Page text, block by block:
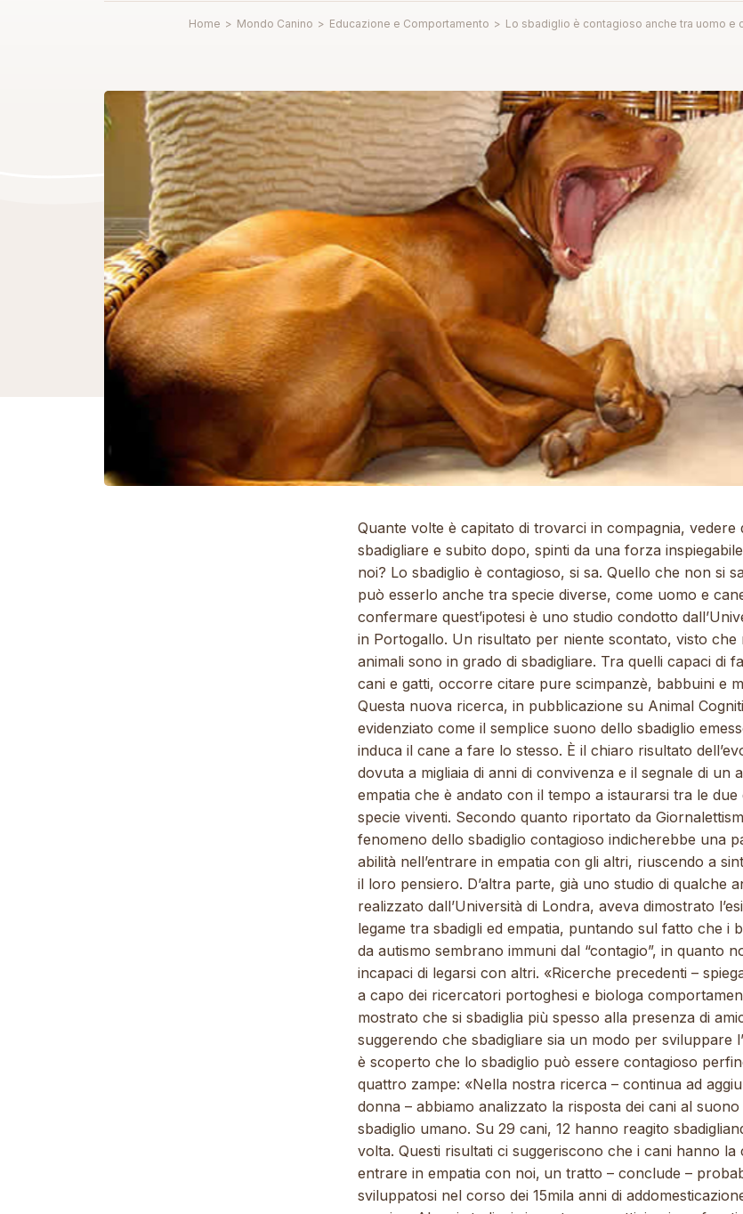
Home > Mondo Canino > Educazione e Comportamento > Lo sbadiglio è contagioso anche tra uomo e
Quante volte è capitato di trovarci in compagnia, vedere
sbadigliare e subito dopo, spinti da una forza
noi? Lo sbadiglio è contagioso, si sa. Quello che non si
può esserlo anche tra specie diverse, come uomo e
confermare quest’ipotesi è uno studio condotto
in Portogallo. Un risultato per niente scontato, visto che
animali sono in grado di sbadigliare. Tra quelli capaci di
cani e gatti, occorre citare pure scimpanzè, babbuini e
Questa nuova ricerca, in pubblicazione su Animal
evidenziato come il semplice suono dello sbadiglio
induca il cane a fare lo stesso. Ѐ il chiaro risultato
dovuta a migliaia di anni di convivenza e il segnale di un
empatia che è andato con il tempo a istaurarsi tra le due
specie viventi. Secondo quanto riportato da
fenomeno dello sbadiglio contagioso indicherebbe una
abilità nell’entrare in empatia con gli altri, riuscendo a
il loro pensiero. D’altra parte, già uno studio di qualche
realizzato dall’Università di Londra, aveva dimostrato
legame tra sbadigli ed empatia, puntando sul fatto che i
da autismo sembrano immuni dal “contagio”, in quanto
incapaci di legarsi con altri. «Ricerche precedenti –
a capo dei ricercatori portoghesi e biologa
mostrato che si sbadiglia più spesso alla presenza di
suggerendo che sbadigliare sia un modo per sviluppare
è scoperto che lo sbadiglio può essere contagioso
quattro zampe: «Nella nostra ricerca – continua ad
donna – abbiamo analizzato la risposta dei cani al
sbadiglio umano. Su 29 cani, 12 hanno reagito
volta. Questi risultati ci suggeriscono che i cani hanno la
entrare in empatia con noi, un tratto – conclude –
sviluppatosi nel corso dei 15mila anni di